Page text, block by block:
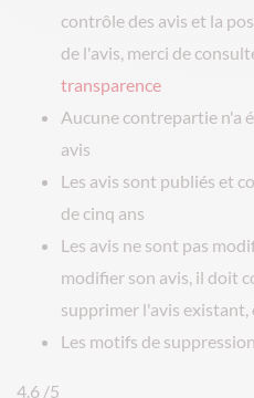
contrôle des avis et la
de l'avis, merci de
transparence
Aucune contrepartie n'a
avis
Les avis sont publiés et
de cinq ans
Les avis ne sont pas
modifier son avis, il doit
supprimer l'avis
Les motifs de
4.6 /5